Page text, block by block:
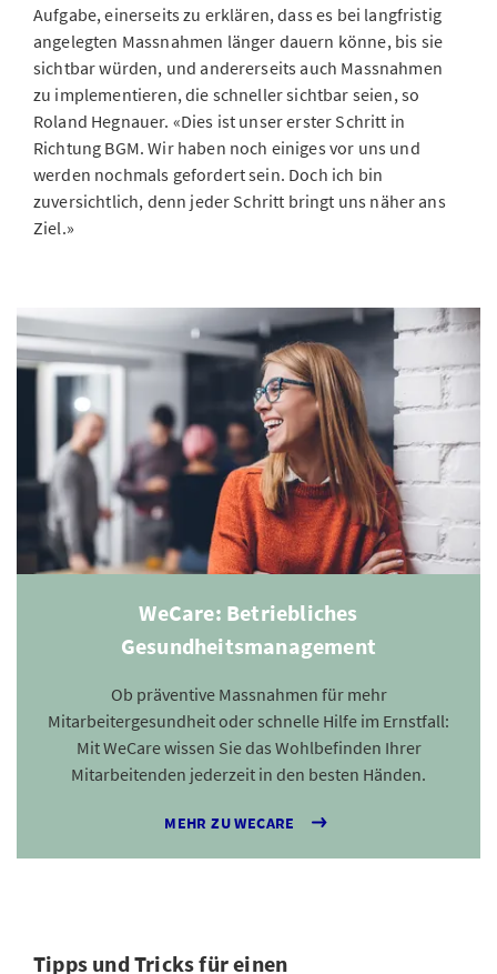
Aufgabe, einerseits zu erklären, dass es bei langfristig
angelegten Massnahmen länger dauern könne, bis sie
sichtbar würden, und andererseits auch Massnahmen
zu implementieren, die schneller sichtbar seien, so
Roland Hegnauer. «Dies ist unser erster Schritt in
Richtung BGM. Wir haben noch einiges vor uns und
werden nochmals gefordert sein. Doch ich bin
zuversichtlich, denn jeder Schritt bringt uns näher ans
Ziel.»
WeCare: Betriebliches
Gesundheitsmanagement
Ob präventive Massnahmen für mehr
Mitarbeitergesundheit oder schnelle Hilfe im Ernstfall:
Mit WeCare wissen Sie das Wohlbefinden Ihrer
Mitarbeitenden jederzeit in den besten Händen.
MEHR ZU WECARE
Tipps und Tricks für einen